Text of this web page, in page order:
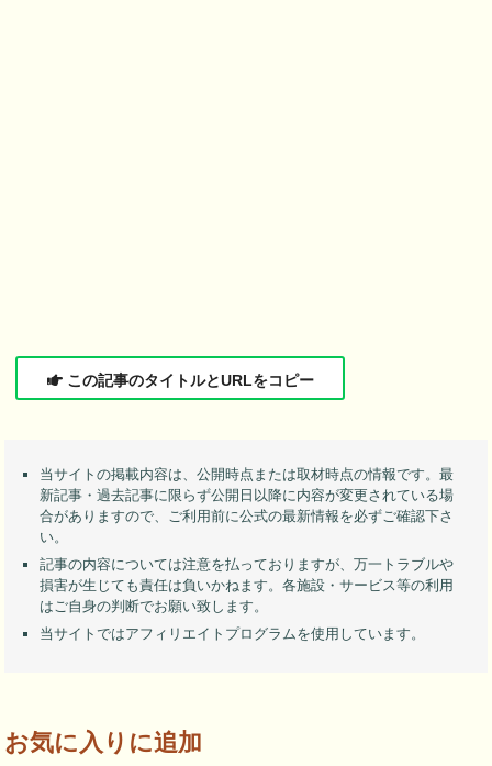
この記事のタイトルとURLをコピー
当サイトの掲載内容は、公開時点または取材時点の情報です。最
新記事・過去記事に限らず公開日以降に内容が変更されている場
合がありますので、ご利用前に公式の最新情報を必ずご確認下さ
い。
記事の内容については注意を払っておりますが、万一トラブルや
損害が生じても責任は負いかねます。各施設・サービス等の利用
はご自身の判断でお願い致します。
当サイトではアフィリエイトプログラムを使用しています。
お気に入りに追加